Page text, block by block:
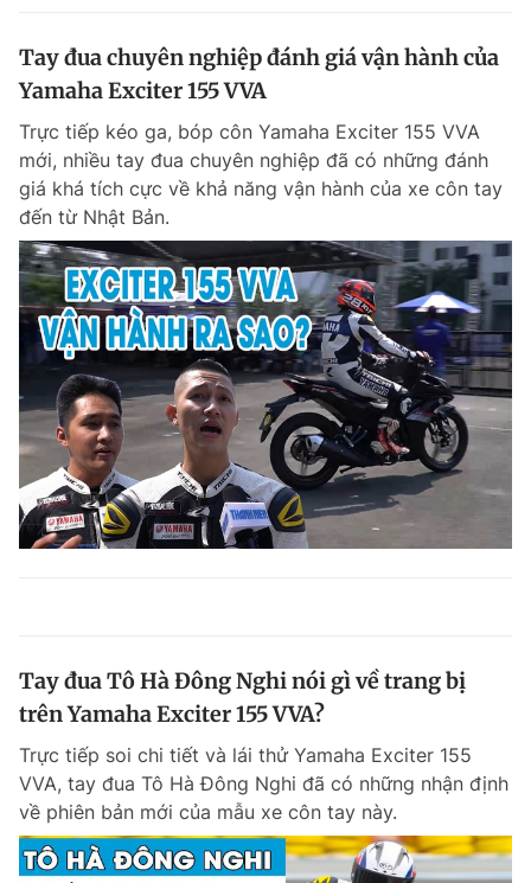
Tay đua chuyên nghiệp đánh giá vận hành của
Yamaha Exciter 155 VVA
Trực tiếp kéo ga, bóp côn Yamaha Exciter 155 VVA
mới, nhiều tay đua chuyên nghiệp đã có những đánh
giá khá tích cực về khả năng vận hành của xe côn tay
đến từ Nhật Bản.
Tay đua Tô Hà Đông Nghi nói gì về trang bị
trên Yamaha Exciter 155 VVA?
Trực tiếp soi chi tiết và lái thử Yamaha Exciter 155
VVA, tay đua Tô Hà Đông Nghi đã có những nhận định
về phiên bản mới của mẫu xe côn tay này.